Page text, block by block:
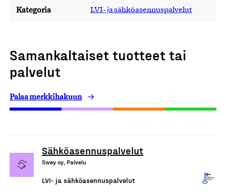
Kategoria LVI- ja sähköasennuspalvelut
Samankaltaiset tuotteet tai
palvelut
Palaa merkkihakuun
Sähköasennuspalvelut
Swey oy, Palvelu
LVI- ja sähköasennuspalvelut